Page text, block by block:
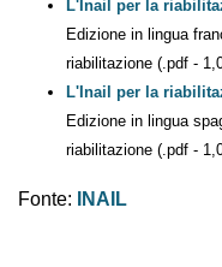
L'Inail per la
Edizione in lingua
riabilitazione (.pdf -
L'Inail per la
portoghese
Edizione in lingua
la riabilitazione (.pdf -